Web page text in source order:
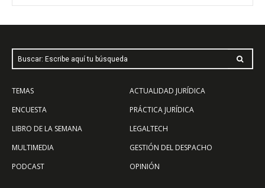
Buscar: Escribe aquí tu búsqueda
TEMAS
ENCUESTA
LIBRO DE LA SEMANA
MULTIMEDIA
PODCAST
ACTUALIDAD JURÍDICA
PRÁCTICA JURÍDICA
LEGALTECH
GESTIÓN DEL DESPACHO
OPINIÓN